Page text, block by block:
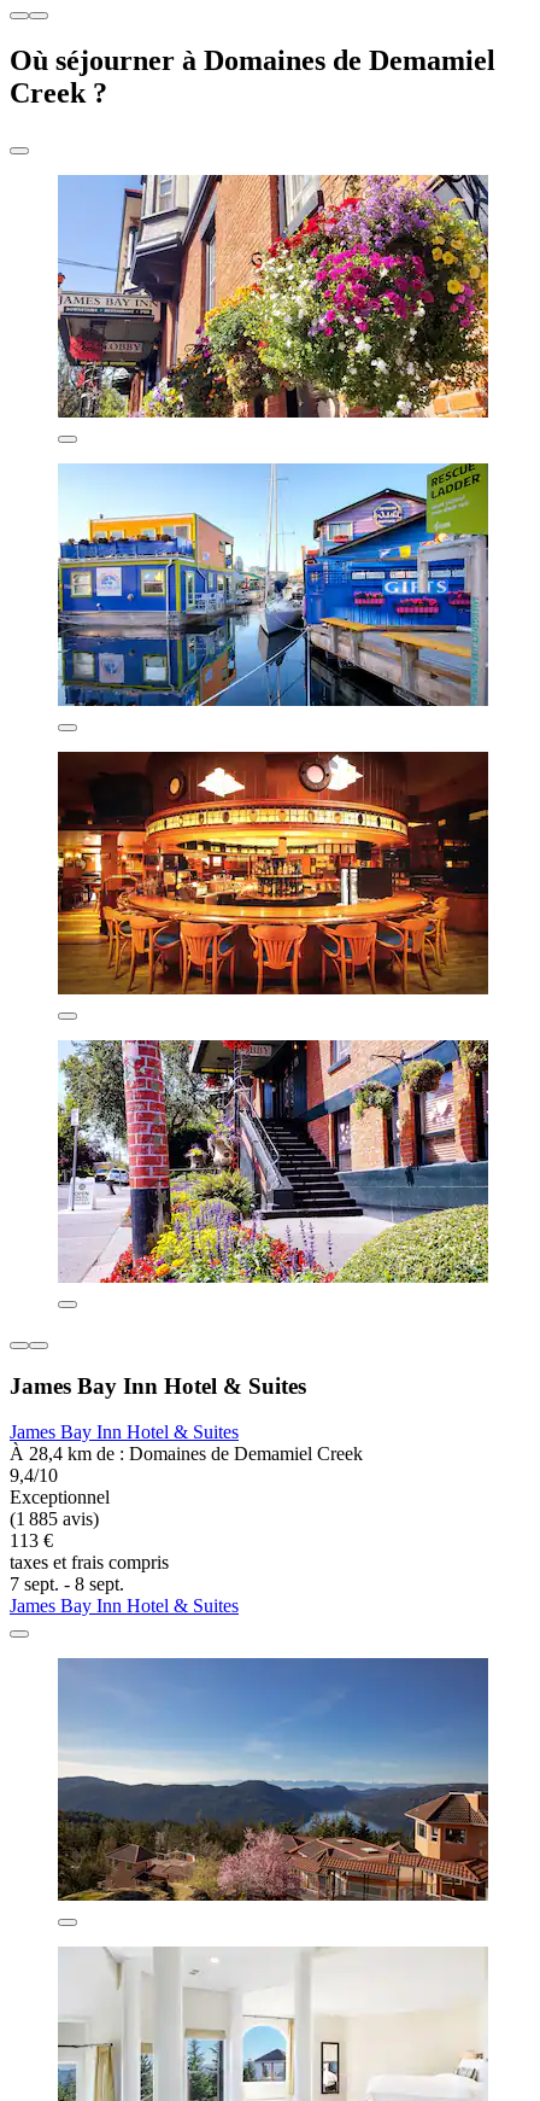
Où séjourner à Domaines de Demamiel
Creek ?
James Bay Inn Hotel & Suites
James Bay Inn Hotel & Suites
À 28,4 km de : Domaines de Demamiel Creek
9,4/10
Exceptionnel
(1 885 avis)
113 €
taxes et frais compris
7 sept. - 8 sept.
James Bay Inn Hotel & Suites